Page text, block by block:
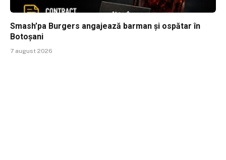
Smash’pa Burgers angajează barman și ospătar în
Botoșani
7 august 2026